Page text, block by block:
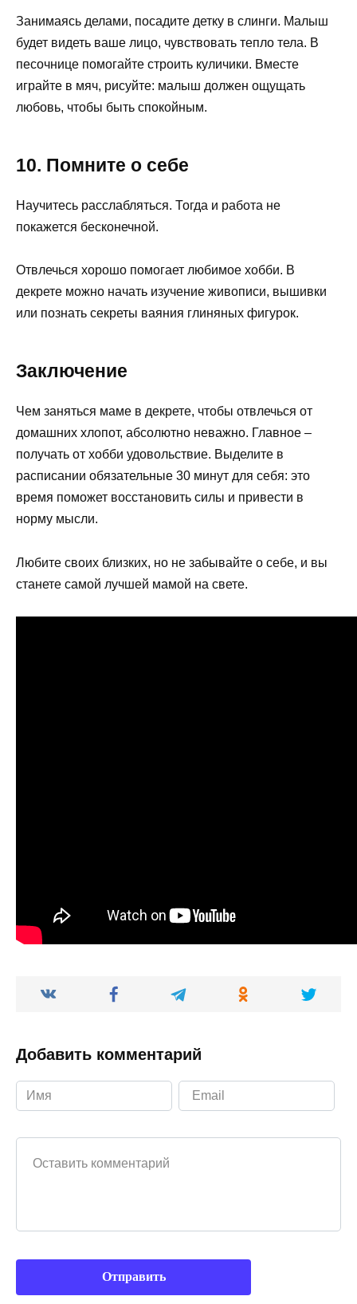
Занимаясь делами, посадите детку в слинги. Малыш
будет видеть ваше лицо, чувствовать тепло тела. В
песочнице помогайте строить куличики. Вместе
играйте в мяч, рисуйте: малыш должен ощущать
любовь, чтобы быть спокойным.
10. Помните о себе
Научитесь расслабляться. Тогда и работа не
покажется бесконечной.
Отвлечься хорошо помогает любимое хобби. В
декрете можно начать изучение живописи, вышивки
или познать секреты ваяния глиняных фигурок.
Заключение
Чем заняться маме в декрете, чтобы отвлечься от
домашних хлопот, абсолютно неважно. Главное –
получать от хобби удовольствие. Выделите в
расписании обязательные 30 минут для себя: это
время поможет восстановить силы и привести в
норму мысли.
Любите своих близких, но не забывайте о себе, и вы
станете самой лучшей мамой на свете.
Добавить комментарий